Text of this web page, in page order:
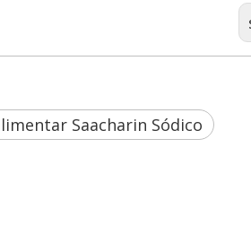
Saacharin Sódico